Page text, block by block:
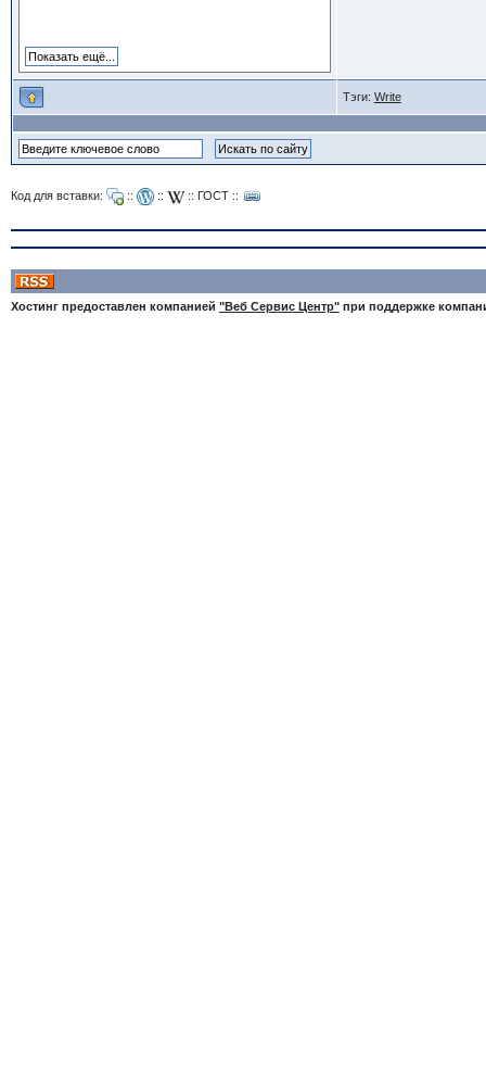
Тэги: Write
Код для вставки: :: :: :: ГОСТ::
Хостинг предоставлен компанией "Веб Сервис Центр"при поддержке